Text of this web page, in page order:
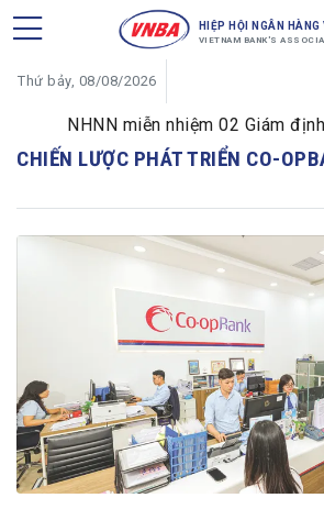
HIỆP HỘI NGÂN
VIETNAM BANK'S
Thứ bảy, 08/08/2026
NHNN miễn nhiệm 02 Giám
CHIẾN LƯỢC PHÁT TRIỂN CO-